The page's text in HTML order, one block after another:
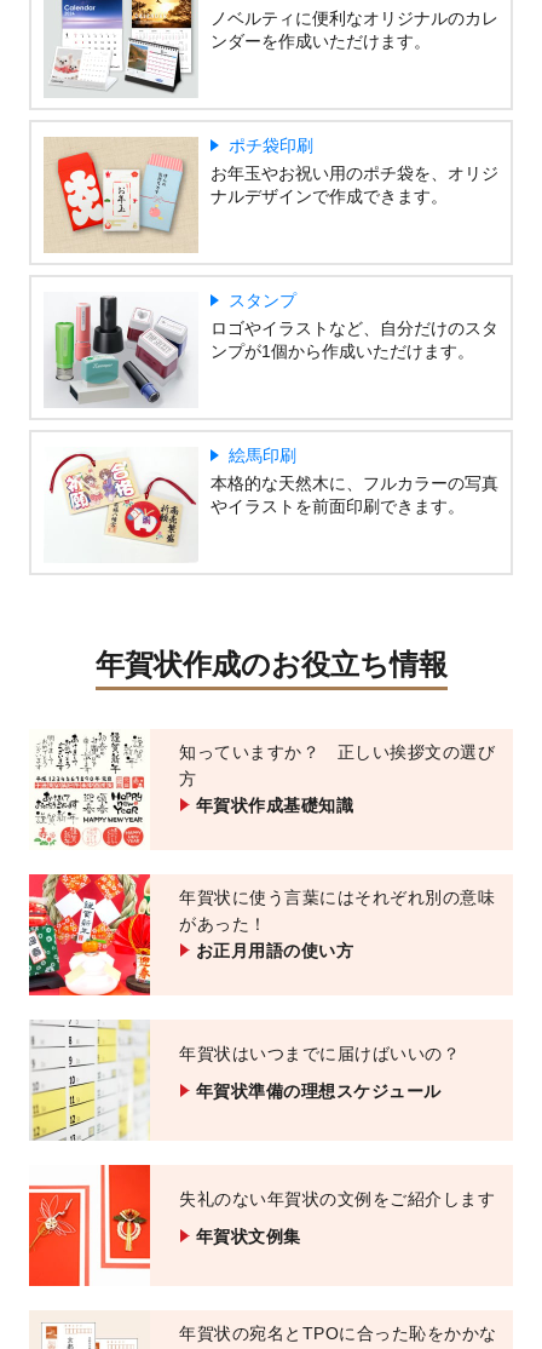
ノベルティに便利なオリジナルのカレ
ンダーを作成いただけます。
ポチ袋印刷
お年玉やお祝い用のポチ袋を、オリジ
ナルデザインで作成できます。
スタンプ
ロゴやイラストなど、自分だけのスタ
ンプが1個から作成いただけます。
絵馬印刷
本格的な天然木に、フルカラーの写真
やイラストを前面印刷できます。
年賀状作成のお役立ち情報
知っていますか？ 正しい挨拶文の選び
方
年賀状作成基礎知識
年賀状に使う言葉にはそれぞれ別の意味
があった！
お正月用語の使い方
年賀状はいつまでに届けばいいの？
年賀状準備の理想スケジュール
失礼のない年賀状の文例をご紹介します
年賀状文例集
年賀状の宛名とTPOに合った恥をかかな